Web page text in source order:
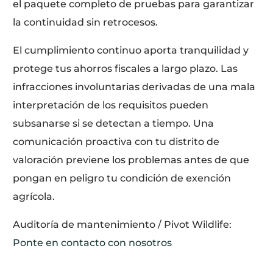
el paquete completo de pruebas para garantizar
la continuidad sin retrocesos.
El cumplimiento continuo aporta tranquilidad y
protege tus ahorros fiscales a largo plazo. Las
infracciones involuntarias derivadas de una mala
interpretación de los requisitos pueden
subsanarse si se detectan a tiempo. Una
comunicación proactiva con tu distrito de
valoración previene los problemas antes de que
pongan en peligro tu condición de exención
agrícola.
Auditoría de mantenimiento / Pivot Wildlife:
Ponte en contacto con nosotros